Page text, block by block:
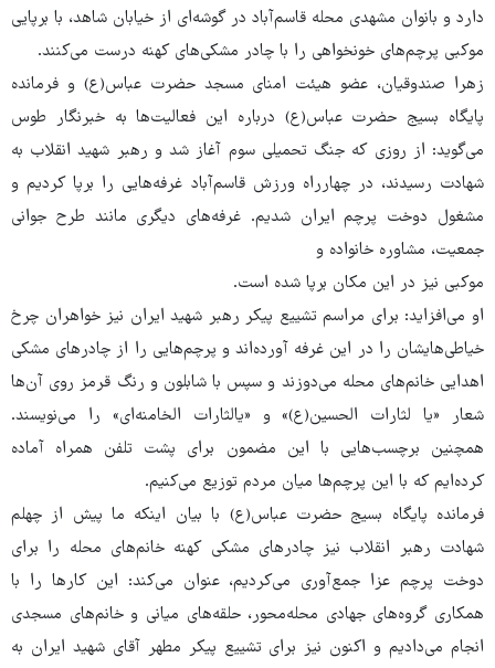
دارد و بانوان مشهدی محله قاسم‌آباد در گوشه‌ای از خیابان شاهد، با برپایی
موکبی پرچم‌های خونخواهی را با چادر مشکی‌های کهنه درست می‌کنند.
زهرا صندوقیان، عضو هیئت امنای مسجد حضرت عباس(ع) و فرمانده
پایگاه بسیج حضرت عباس(ع) درباره این فعالیت‌ها به خبرنگار طوس
می‌گوید: از روزی که جنگ تحمیلی سوم آغاز شد و رهبر شهید انقلاب به
شهادت رسیدند، در چهارراه ورزش قاسم‌آباد غرفه‌هایی را برپا کردیم و
مشغول دوخت پرچم ایران شدیم. غرفه‌های دیگری مانند طرح جوانی
جمعیت، مشاوره خانواده و
موکبی نیز در این مکان برپا شده است.
او می‌افزاید: برای مراسم تشییع پیکر رهبر شهید ایران نیز خواهران چرخ
خیاطی‌هایشان را در این غرفه ‌آورده‌اند و پرچم‌هایی را از چادرهای مشکی‌
اهدایی خانم‌های محله می‌دوزند و سپس با شابلون و رنگ قرمز روی آن‌ها
شعار «یا لثارات الحسین(ع)» و «یالثارات الخامنه‌ای» را می‌نویسند.
همچنین برچسب‌هایی با این مضمون برای پشت تلفن همراه آماده‌
کرده‌ایم که با این پرچم‌ها میان مردم توزیع می‌کنیم.
فرمانده پایگاه بسیج حضرت عباس(ع) با بیان اینکه ما پیش از چهلم
شهادت رهبر انقلاب نیز چادرهای مشکی کهنه خانم‌های محله را برای
دوخت پرچم عزا جمع‌آوری می‌کردیم، عنوان می‌کند: این کارها را با
همکاری گروه‌های جهادی محله‌محور، حلقه‌های میانی و خانم‌های مسجدی
انجام می‌دادیم و اکنون نیز برای تشییع پیکر مطهر آقای شهید ایران به